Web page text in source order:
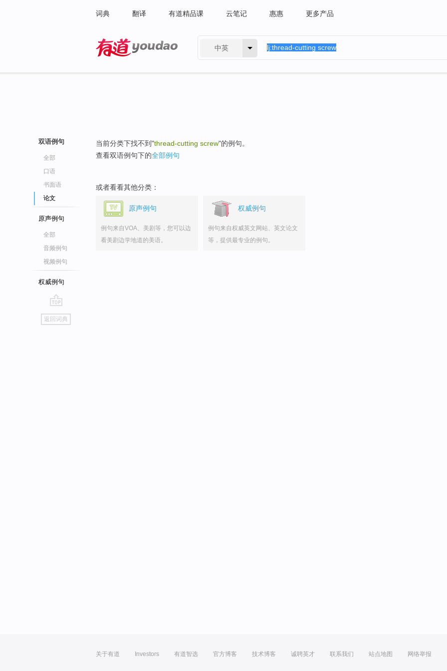
词典 翻译 有道精品课 云笔记 惠惠 更多产品
中英
双语例句
全部
口语
书面语
论文
原声例句
全部
音频例句
视频例句
权威例句
go
top
返回词典
当前分类下找不到"thread-cutting screw"的例句。
查看双语例句下的全部例句
或者看看其他分类：
原声例句
例句来自VOA、美剧等，您可以边
看美剧边学地道的美语。
权威例句
例句来自权威英文网站、英文论文
等，提供最专业的例句。
关于有道 Investors 有道智选 官方博客 技术博客 诚聘英才 联系我们 站点地图 网络举报